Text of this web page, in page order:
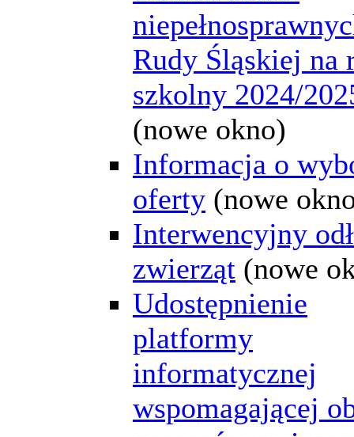
Rudy Śląskiej na
szkolny 2024/
(nowe okno)
Informacja o
oferty (nowe
Interwencyjny
zwierząt (nowe
Udostępnienie
platformy
informatycznej
wspomagającej